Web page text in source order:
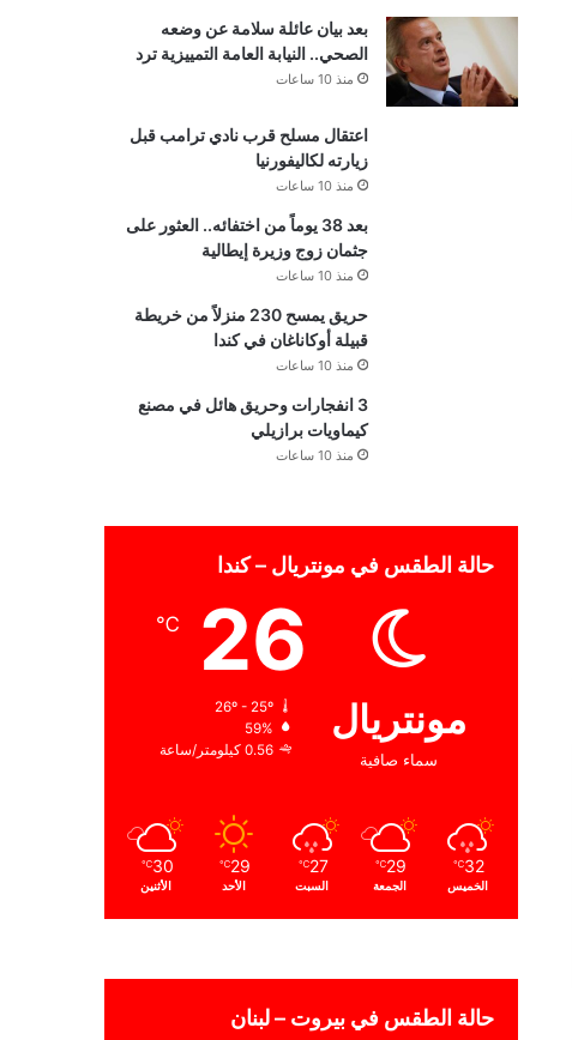
بعد بيان عائلة سلامة عن وضعه
الصحي.. النيابة العامة التمييزية ترد
منذ 10 ساعات
اعتقال مسلح قرب نادي ترامب قبل
زيارته لكاليفورنيا
منذ 10 ساعات
بعد 38 يوماً من اختفائه.. العثور على
جثمان زوج وزيرة إيطالية
منذ 10 ساعات
حريق يمسح 230 منزلاً من خريطة
قبيلة أوكاناغان في كندا
منذ 10 ساعات
3 انفجارات وحريق هائل في مصنع
كيماويات برازيلي
منذ 10 ساعات
حالة الطقس في مونتريال – كندا
مونتريال
سماء صافية
26
℃
26º - 25º
59%
0.56 كيلومتر/ساعة
32
℃
الخميس
29
℃
الجمعة
27
℃
السبت
29
℃
الأحد
30
℃
الأثنين
حالة الطقس في بيروت – لبنان